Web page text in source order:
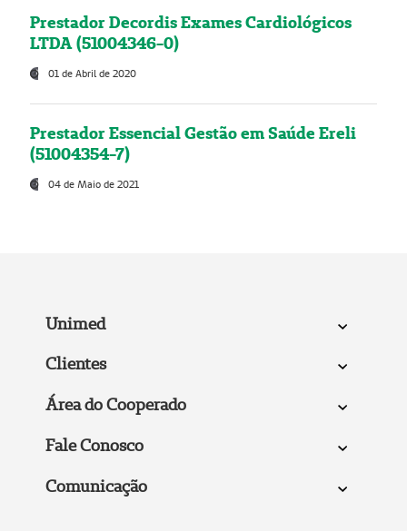
Prestador Decordis Exames Cardiológicos
LTDA (51004346-0)
01 de Abril de 2020
Prestador Essencial Gestão em Saúde Ereli
(51004354-7)
04 de Maio de 2021
Unimed
Clientes
Área do Cooperado
Fale Conosco
Comunicação